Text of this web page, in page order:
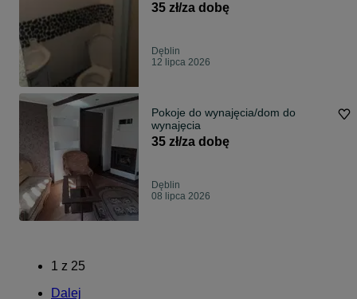
35 zł/za dobę
Dęblin
12 lipca 2026
Pokoje do wynajęcia/dom do
wynajęcia
35 zł/za dobę
Dęblin
08 lipca 2026
1 z 25
Dalej